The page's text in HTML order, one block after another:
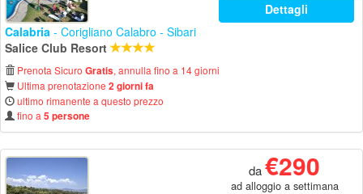
Dettagli
Calabria - Corigliano Calabro - Sibari
Salice Club Resort
Prenota Sicuro Gratis, annulla fino a 14 giorni
Ultima prenotazione 2 giorni fa
ultimo rimanente a questo prezzo
fino a 5 persone
da€290
ad alloggio a settimana